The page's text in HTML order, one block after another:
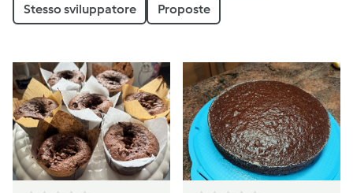
Stesso sviluppatore Proposte